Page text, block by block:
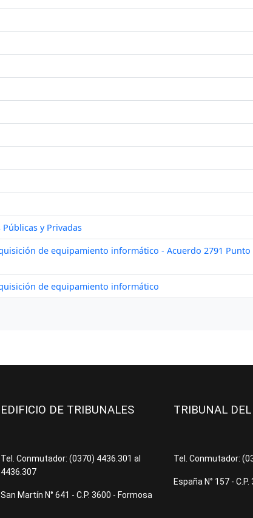
EDIFICIO DE TRIBUNALES
Tel. Conmutador: (0370) 4436.301 al
4436.307
San Martín N° 641 - C.P. 3600 - Formosa
TRIBUNAL
Tel. Conmutador:
España N° 157 -